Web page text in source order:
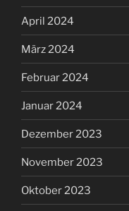
April 2024
März 2024
Februar 2024
Januar 2024
Dezember 2023
November 2023
Oktober 2023